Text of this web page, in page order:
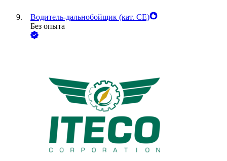
Водитель-дальнобойщик (кат. CE)
Без опыта